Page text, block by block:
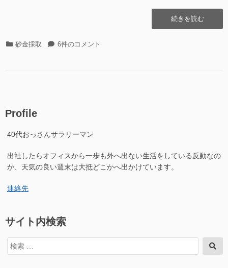
“丹
波
続きを読む
カ 砂金採取
丹
初
り)
へ
6件のコメント
Profile
40代おっさんサラリーマン
出社したらオフィスから一歩も外へ出ない生活をしている反動なの
か、天気の良い週末は大抵どこかへ出かけています。
連絡先
サイト内検索
検
索
索